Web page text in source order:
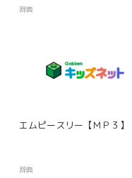
辞典
エムピースリー【ＭＰ３】
辞典